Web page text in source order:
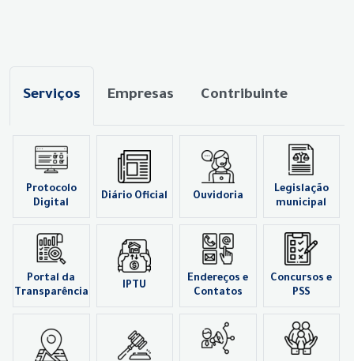
Serviços Empresas Contribuinte
Protocolo
Digital
Diário Oficial Ouvidoria
Legislação
municipal
Portal da
Transparência
IPTU
Endereços e
Contatos
Concursos e
PSS